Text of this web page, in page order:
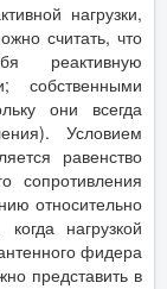
нагрузки,
считать, что
реактивную
собственными
они всегда
Условием
равенство
сопротивления
относительно
нагрузкой
фидера
представить в